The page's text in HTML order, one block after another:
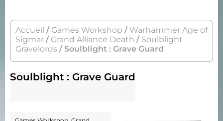
Accueil / Games Workshop / Warhammer Age of
Sigmar / Grand Alliance Death / Soulblight
Gravelords / Soulblight : Grave Guard
Soulblight : Grave Guard